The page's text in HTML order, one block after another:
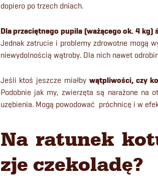
dopiero po trzech dniach.
Dla przeciętnego pupila (ważącego ok. 4
Jednak zatrucie i problemy zdrowotne mogą
niewydolnością wątroby. Dla nich nawet
Jeśli ktoś jeszcze miałby wątpliwości, czy
Podobnie jak my, zwierzęta są narażone na
uzębienia. Mogą powodować próchnicę i w
Na ratunek
zje czekoladę?